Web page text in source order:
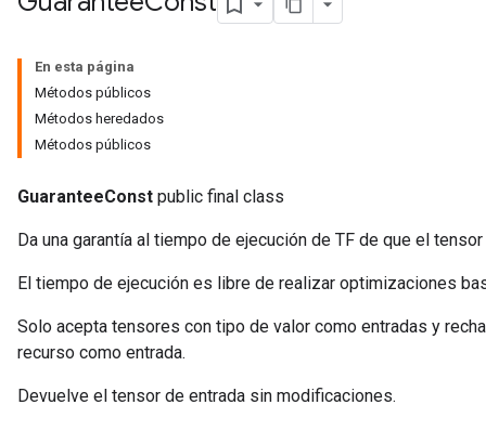
En esta página
Métodos públicos
Métodos heredados
Métodos públicos
GuaranteeConst public final class
Da una garantía al tiempo de ejecución de TF de que el
El tiempo de ejecución es libre de realizar optimizaciones
Solo acepta tensores con tipo de valor como entradas y
recurso como entrada.
Devuelve el tensor de entrada sin modificaciones.